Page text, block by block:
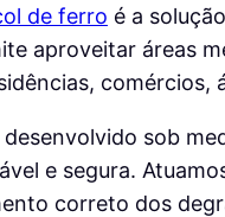
de ferro é a
aproveitar áreas
comércios,
sob
e segura.
correto dos